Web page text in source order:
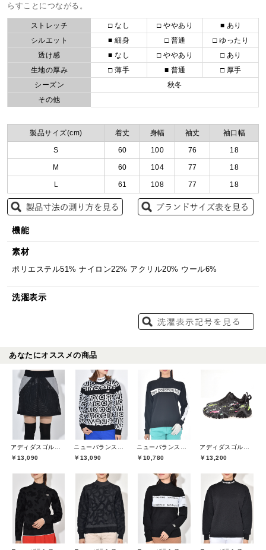
らすことにつながる。
ストレッチ □ なし □ ややあり
■ あり
シルエット
■ 細身 □ 普通
□ ゆったり
透け感
■ なし □ ややあり
□ あり
生地の厚み
□ 薄手 ■ 普通
□ 厚手
シーズン
秋冬
その他
製品サイズ(cm) 着丈 身幅 袖丈 袖口幅
S 60 100 76 18
M 60 104 77 18
L 61 108 77 18
機能
素材
ポリエステル51% ナイロン22% アクリル20% ウール6%
洗濯表示
あなたにオススメの商品
￥13,090
￥13,090
￥10,780
￥13,200